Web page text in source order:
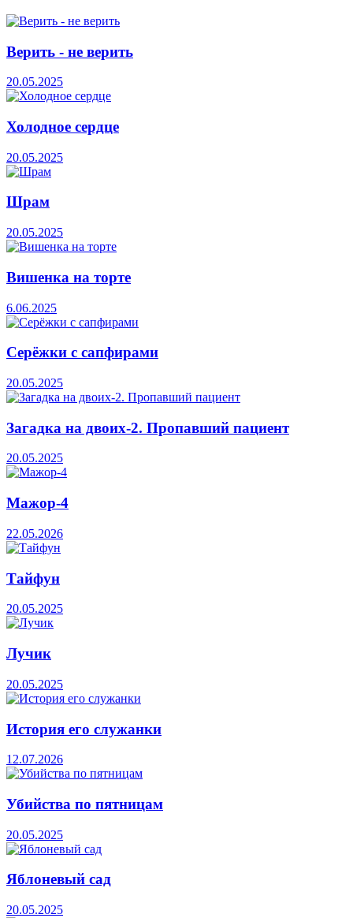
Верить - не верить
20.05.2025
Холодное сердце
20.05.2025
Шрам
20.05.2025
Вишенка на торте
6.06.2025
Серёжки с сапфирами
20.05.2025
Загадка на двоих-2. Пропавший пациент
20.05.2025
Мажор-4
22.05.2026
Тайфун
20.05.2025
Лучик
20.05.2025
История его служанки
12.07.2026
Убийства по пятницам
20.05.2025
Яблоневый сад
20.05.2025